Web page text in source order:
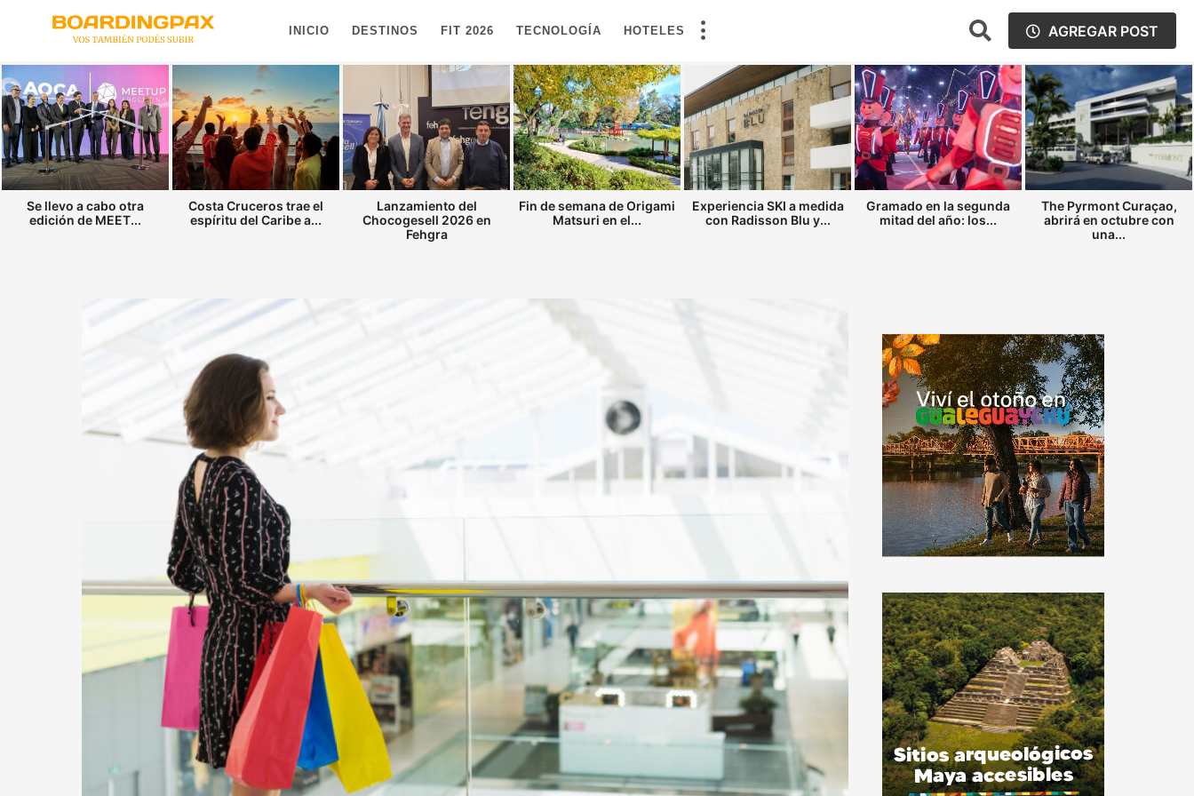
INICIO DESTINOS FIT 2026 TECNOLOGÍA HOTELES AGREGAR POST
Se llevo a cabo otra
edición de MEET...
Costa Cruceros trae el
espíritu del Caribe a...
Lanzamiento del
Chocogesell 2026 en
Fehgra
Fin de semana de Origami
Matsuri en el...
Experiencia SKI a medida
con Radisson Blu y...
Gramado en la segunda
mitad del año: los...
The Pyrmont Curaçao,
abrirá en octubre con
una...